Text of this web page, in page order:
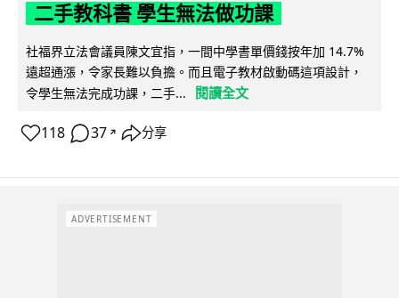
二手教科書 學生無法做功課
社福界立法會議員陳文宜指，一間中學書單價錢按年加 14.7%
遠超通漲，令家長難以負擔。而且電子教材啟動碼這項設計，
令學生無法完成功課，二手...
閱讀全文
118 37 ↗ 分享
ADVERTISEMENT